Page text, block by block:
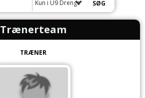
Kun i U9 Drenge
Trænerteam
TRÆNER